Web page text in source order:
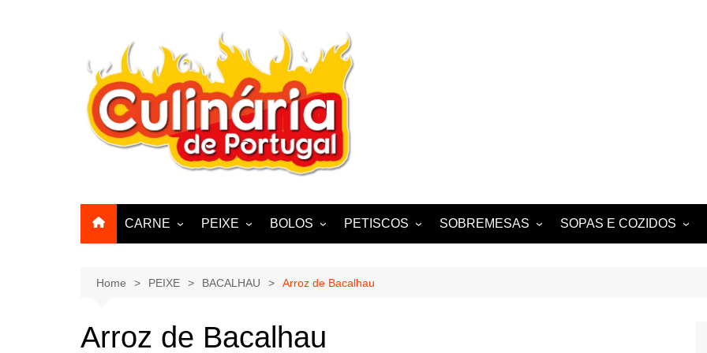
CARNE
FRANGO, PERÚ, PATO
PEIXE
POLVO, LULAS, CHOCO
BOLOS
BISCOITOS
PASTEIS, QUEQUES E
CUPCAKES
PETISCOS
SALADAS
SOBREMESAS SOPAS E COZIDOS
Home PEIXE BACALHAU Arroz de Bacalhau
Arroz de Bacalhau